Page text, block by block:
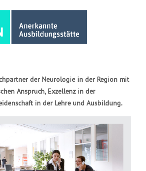
der Neurologie in der Region mit
Anspruch, Exzellenz in der
in der Lehre und Ausbildung.